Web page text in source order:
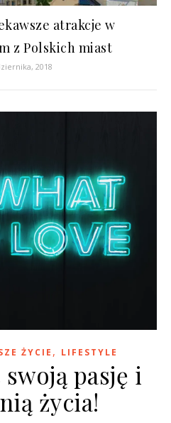
atrakcje w
z Polskich miast
2018
ŻYCIE , LIFESTYLE
swoją pasję i
życia!